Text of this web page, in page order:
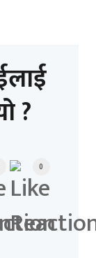
?
0